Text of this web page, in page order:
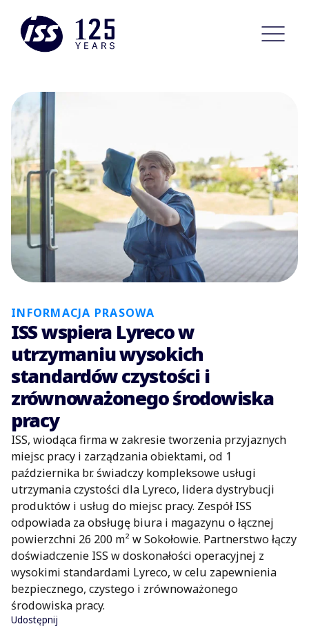
INFORMACJA PRASOWA
ISS wspiera Lyreco w
utrzymaniu wysokich
standardów czystości i
zrównoważonego środowiska
pracy
ISS, wiodąca firma w zakresie tworzenia przyjaznych
miejsc pracy i zarządzania obiektami, od 1
października br. świadczy kompleksowe usługi
utrzymania czystości dla Lyreco, lidera dystrybucji
produktów i usług do miejsc pracy. Zespół ISS
odpowiada za obsługę biura i magazynu o łącznej
powierzchni 26 200 m² w Sokołowie. Partnerstwo łączy
doświadczenie ISS w doskonałości operacyjnej z
wysokimi standardami Lyreco, w celu zapewnienia
bezpiecznego, czystego i zrównoważonego
środowiska pracy.
Udostępnij